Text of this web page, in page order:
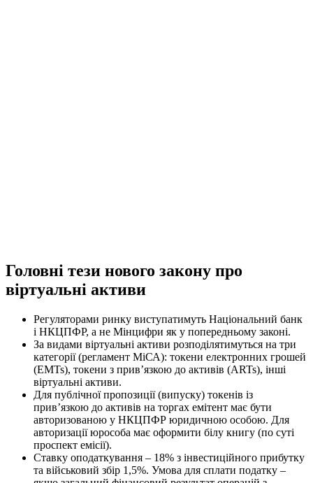
Головні тези нового закону про
віртуальні активи
Регуляторами ринку виступатимуть Національний банк
і НКЦПФР, а не Мінцифри як у попередньому законі.
За видами віртуальні активи розподілятимуться на три
категорії (регламент МіСА): токени електронних грошей
(EMTs), токени з прив’язкою до активів (ARTs), інші
віртуальні активи.
Для публічної пропозиції (випуску) токенів із
прив’язкою до активів на торгах емітент має бути
авторизованою у НКЦПФР юридичною особою. Для
авторизації юрособа має оформити білу книгу (по суті
проспект емісії).
Ставку оподаткування – 18% з інвестиційного прибутку
та військовий збір 1,5%. Умова для сплати податку –